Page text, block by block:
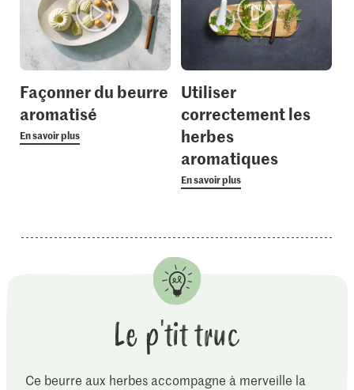
Façonner du beurre
aromatisé
En savoir plus
Utiliser
correctement les
herbes
aromatiques
En savoir plus
Le p'tit truc
Ce beurre aux herbes accompagne à merveille la